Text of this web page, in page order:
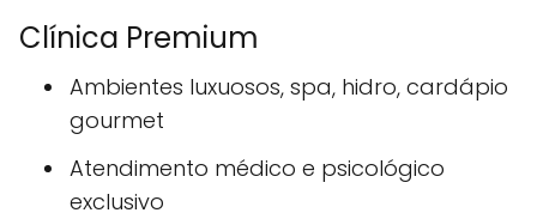
Clínica Premium
Ambientes luxuosos, spa, hidro, cardápio
gourmet
Atendimento médico e psicológico
exclusivo